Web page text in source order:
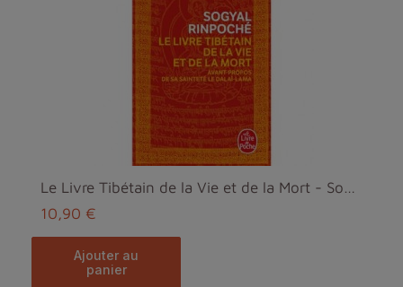
Le Livre Tibétain de la Vie et de la Mort - Sogyal...
10,90 €
ajouter au
panier